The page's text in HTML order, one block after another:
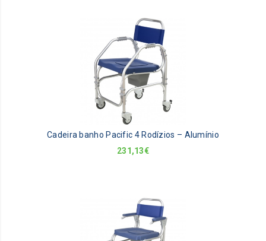
Cadeira banho Pacific 4 Rodízios – Alumínio
231,13€